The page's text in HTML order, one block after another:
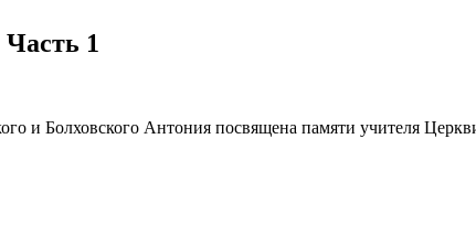
1
и Болховского Антония посвящена памяти учителя